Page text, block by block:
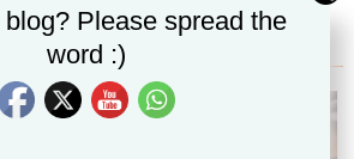
Please spread the
word :)
Set Youtube Channel ID